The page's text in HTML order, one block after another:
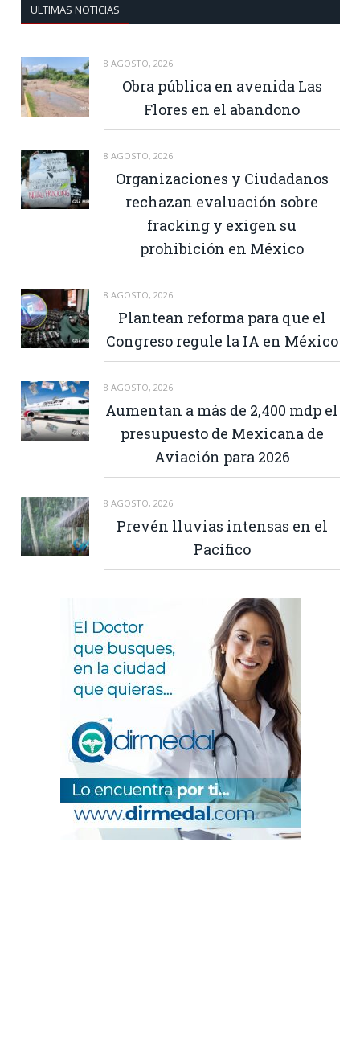
ULTIMAS NOTICIAS
8 AGOSTO, 2026
Obra pública en avenida Las
Flores en el abandono
8 AGOSTO, 2026
Organizaciones y Ciudadanos
rechazan evaluación sobre
fracking y exigen su
prohibición en México
8 AGOSTO, 2026
Plantean reforma para que el
Congreso regule la IA en México
8 AGOSTO, 2026
Aumentan a más de 2,400 mdp el
presupuesto de Mexicana de
Aviación para 2026
8 AGOSTO, 2026
Prevén lluvias intensas en el
Pacífico